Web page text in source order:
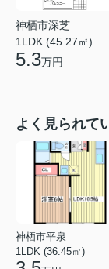
神栖市深芝
1LDK (45.27㎡)
5.3万円
よく見られて
神栖市平泉
1LDK (36.45㎡)